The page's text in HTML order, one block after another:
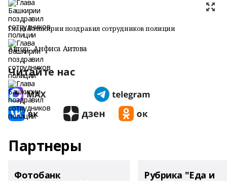
Глава Башкирии поздравил сотрудников полиции
Автор: Анфиса Аитова
Читайте нас
Партнеры
Фотобанк Рубрика "Еда и